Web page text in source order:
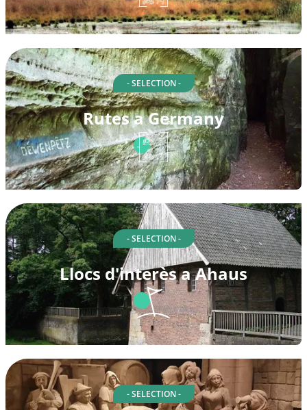
- SELECTION -
Rutes a Germany
- SELECTION -
Llocs d'interès a Ahaus
- SELECTION -